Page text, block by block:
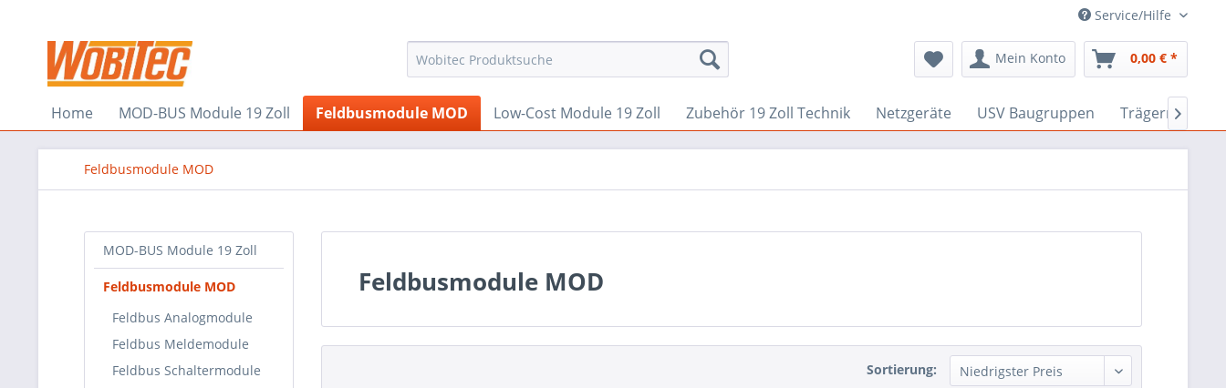
Service/Hilfe
Mein Konto 0,00 € *
Home MOD-BUS Module 19 Zoll Feldbusmodule MOD Low-Cost Module 19 Zoll Zubehör 19 Zoll Technik Netzgeräte USV Baugruppen Trägerrahmen

Feldbusmodule MOD
MOD-BUS Module 19 Zoll
Feldbusmodule MOD
Feldbus Analogmodule
Feldbus Meldemodule
Feldbus Schaltermodule
Feldbusmodule MOD
Sortierung: